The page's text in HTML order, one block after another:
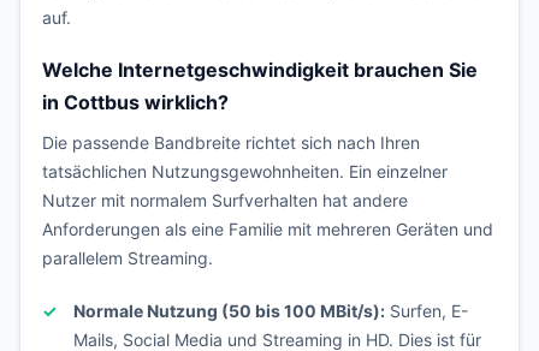
auf.
Welche Internetgeschwindigkeit brauchen Sie
in Cottbus wirklich?
Die passende Bandbreite richtet sich nach Ihren
tatsächlichen Nutzungsgewohnheiten. Ein einzelner
Nutzer mit normalem Surfverhalten hat andere
Anforderungen als eine Familie mit mehreren Geräten und
parallelem Streaming.
Normale Nutzung (50 bis 100 MBit/s): Surfen, E-
Mails, Social Media und Streaming in HD. Dies ist für